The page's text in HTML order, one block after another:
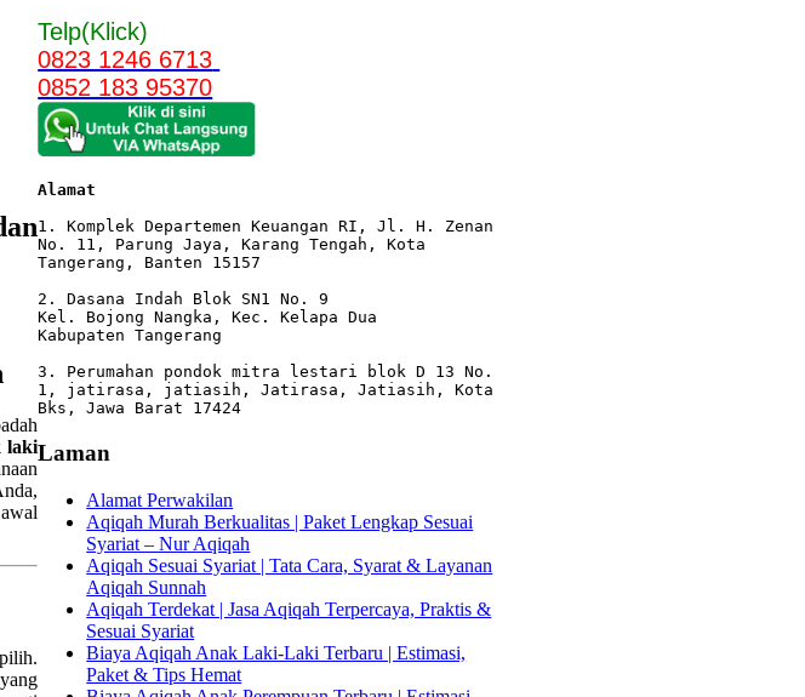
laki
Telp(Klick)
0823 1246 6713
0852 183 95370
Alamat
1. Komplek Departemen Keuangan RI, Jl. H. Zenan
No. 11, Parung Jaya, Karang Tengah, Kota
Tangerang, Banten 15157
2. Dasana Indah Blok SN1 No. 9
Kel. Bojong Nangka, Kec. Kelapa Dua
Kabupaten Tangerang
3. Perumahan pondok mitra lestari blok D 13 No.
1, jatirasa, jatiasih, Jatirasa, Jatiasih, Kota
Bks, Jawa Barat 17424
Laman
Alamat Perwakilan
Aqiqah Murah Berkualitas | Paket Lengkap Sesuai
Syariat – Nur Aqiqah
Aqiqah Sesuai Syariat | Tata Cara, Syarat & Layanan
Aqiqah Sunnah
Aqiqah Terdekat | Jasa Aqiqah Terpercaya, Praktis &
Sesuai Syariat
Biaya Aqiqah Anak Laki-Laki Terbaru | Estimasi,
Paket & Tips Hemat